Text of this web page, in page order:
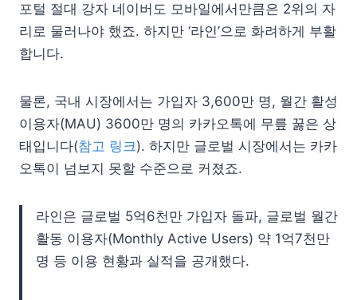
포털 절대 강자 네이버도 모바일에서만큼은 2위의 자
리로 물러나야 했죠. 하지만 ‘라인’으로 화려하게 부활
합니다.
물론, 국내 시장에서는 가입자 3,600만 명, 월간 활성
이용자(MAU) 3600만 명의 카카오톡에 무릎 꿇은 상
태입니다(참고 링크). 하지만 글로벌 시장에서는 카카
오톡이 넘보지 못할 수준으로 커졌죠.
라인은 글로벌 5억6천만 가입자 돌파, 글로벌 월간
활동 이용자(Monthly Active Users) 약 1억7천만
명 등 이용 현황과 실적을 공개했다.